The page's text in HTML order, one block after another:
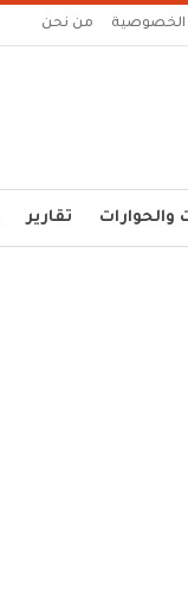
من نحن
والحوارات تقارير